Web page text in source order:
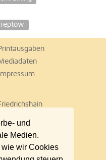
und
Medien.
wie wir Cookies
Impressum
Marzahn
Neukölln